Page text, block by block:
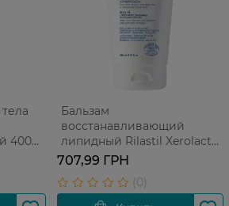
400
Бальзам
восстанавливающий
липидный Rilastil Xerolact
для сухой, чувствительной
и склонной к зуду и атопии
кожи лица и тела 200 мл
707,99 ГРН